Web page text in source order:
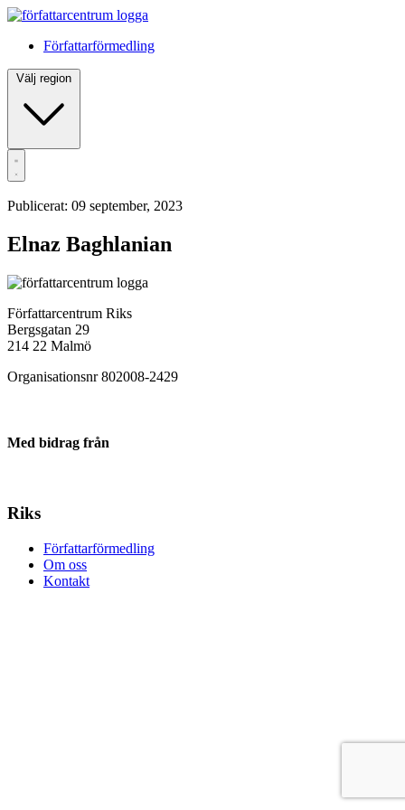
Författarförmedling
Välj region
Publicerat: 09 september, 2023
Elnaz Baghlanian
Författarcentrum Riks
Bergsgatan 29
214 22 Malmö
Organisationsnr 802008-2429
Med bidrag från
Riks
Författarförmedling
Om oss
Kontakt